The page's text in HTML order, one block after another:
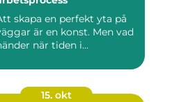
skapa en perfekt yta på
är en konst. Men vad
när tiden i...
15. okt